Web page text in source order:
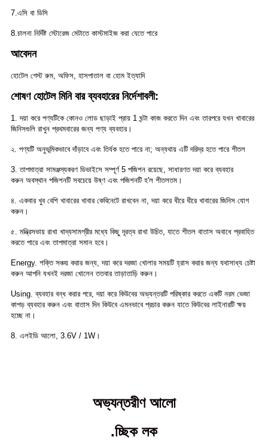
7.এসি বা ডিসি
8.চালনা নির্দিষ্ট স্টোরেজ মেটাতে কাস্টমাইজ করা যেতে পারে
আবেদন
হোটেল গেস্ট রুম, অফিস, হাসপাতাল বা হোম ইত্যাদি
শোষণ হোটেল মিনি বার ব্যবহারের নির্দেশাবলী:
1. দয়া করে পণ্যটিকে কোনও লোড ছাড়াই প্রায় 1 ঘন্টা কাজ করতে দিন এবং তারপরে যখন খাবারের
জিনিসগুলি রাখুন প্রথমবারের জন্য পণ্য ব্যবহার।
২. পণ্যটি অনুভূমিকভাবে দাঁড়াবে এবং তির্যক হতে পারে না; অন্যথায় এটি দরিদ্র হতে পারে শীতল
3. তাপমাত্রা সামঞ্জস্যকরণ ডিভাইসে সম্পূর্ণ 5 পজিশন রয়েছে, সাধারণত দয়া করে ব্যবহার
করুন অবস্থান পজিশনটি সবচেয়ে উষ্ণ এবং পজিশনটি হ'ল শীতলতম।
৪. একবার খুব বেশি খাবারের খাবার কেবিনেটে রাখবেন না, দয়া করে ধীরে ধীরে খাবারের জিনিস যোগ
করুন।
৫. মন্ত্রিসভায় রাখা খাদ্যসামগ্রীর মধ্যে কিছু দূরত্ব রাখা উচিত, যাতে শীতল বাতাস অবাধে প্রবাহিত
করতে পারে এবং তাপমাত্রা সমান হবে।
Energy. শক্তি সঞ্চয় করার জন্য, দয়া করে দরজা খোলার সময়টি হ্রাস করার জন্য যথাসাধ্য চেষ্টা
করুন আপনি যখনই দরজা খোলেন ততবার তাড়াতাড়ি করুন।
Using. ব্যবহার বন্ধ করার পরে, দয়া করে কিউবের অভ্যন্তরটি পরিষ্কার করতে একটি নরম ভেজা
কাপড় ব্যবহার করুন এবং বাতাস দিন কিউবে এমনভাবে প্রচার করুন যাতে কিউবের লাইনারটি ক্ষয়
হচ্ছে না।
8. এলইডি আলো, 3.6V / 1W।
অভ্যন্তরীণ আলো
.চ্ছিক লক